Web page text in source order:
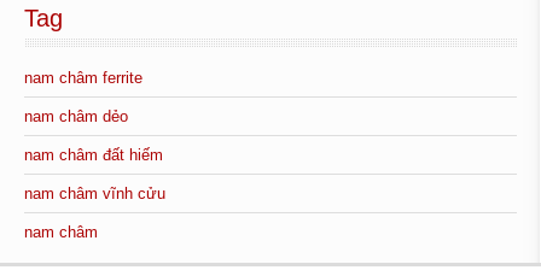
Tag
nam châm ferrite
nam châm dẻo
nam châm đất hiếm
nam châm vĩnh cửu
nam châm